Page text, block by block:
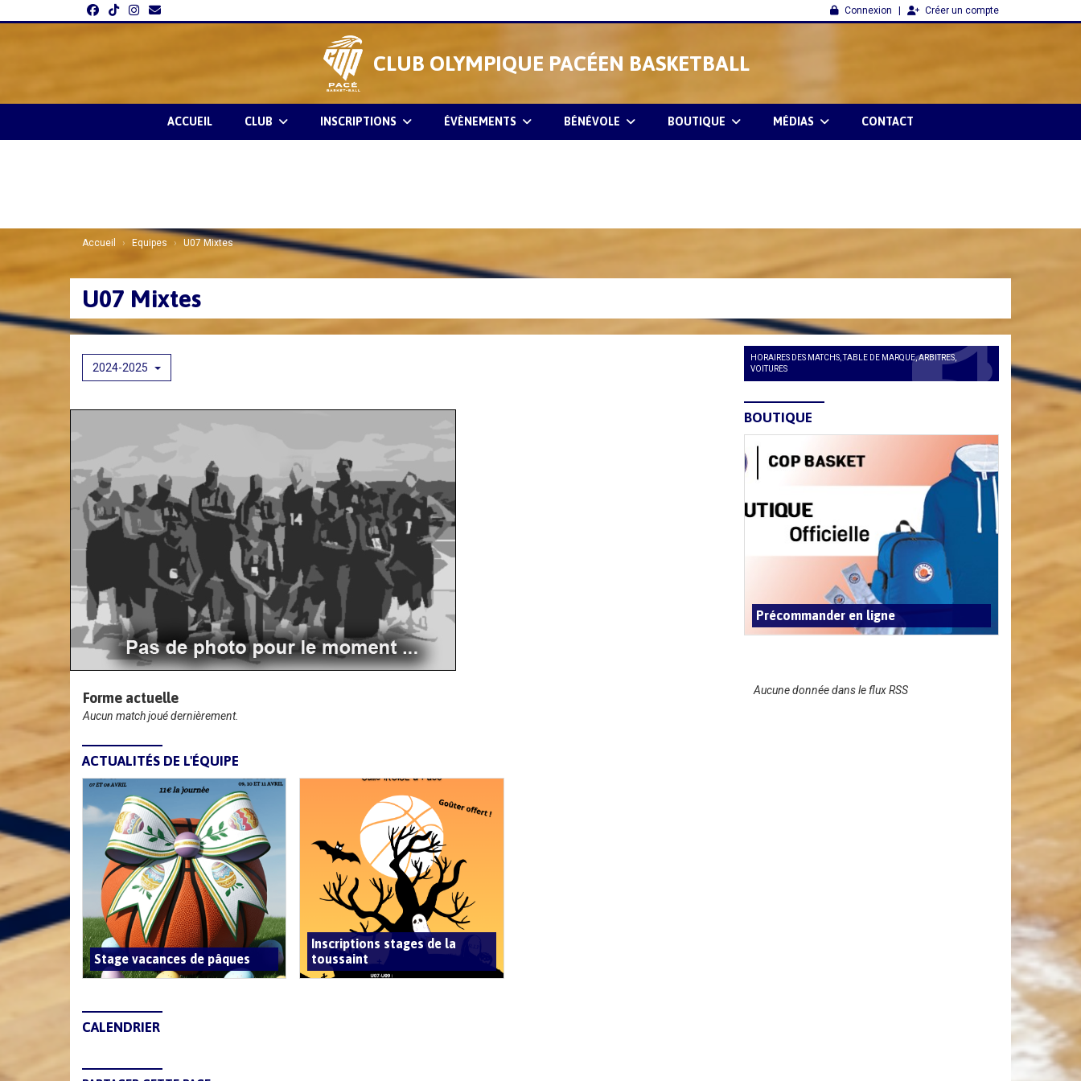
Connexion Créer un compte
CLUB OLYMPIQUE PACÉEN BASKETBALL
ACCUEIL CLUB INSCRIPTIONS ÉVÈNEMENTS BÉNÉVOLE BOUTIQUE MÉDIAS CONTACT
Accueil Equipes U07 Mixtes
U07 Mixtes
2024-2025
Forme actuelle
Aucun match joué dernièrement.
ACTUALITÉS DE L'ÉQUIPE
Stage vacances de pâques
Inscriptions stages de la
toussaint
CALENDRIER
HORAIRES DES MATCHS, TABLE DE MARQUE, ARBITRES,
VOITURES
BOUTIQUE
Précommander en ligne
Aucune donnée dans le flux RSS
Panneau de gestion des cookies